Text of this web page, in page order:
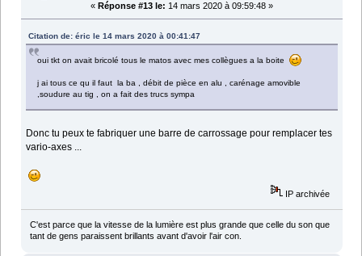
« Réponse #13 le: 14 mars 2020 à 09:59:48 »
Citation de: éric le 14 mars 2020 à 00:41:47
oui tkt on avait bricolé tous le matos avec mes collègues a la boite
j ai tous ce qu il faut la ba , débit de pièce en alu , carénage amovible
,soudure au tig , on a fait des trucs sympa
Donc tu peux te fabriquer une barre de carrossage pour remplacer tes
vario-axes ...
IP archivée
C'est parce que la vitesse de la lumière est plus grande que celle du son que
tant de gens paraissent brillants avant d'avoir l'air con.